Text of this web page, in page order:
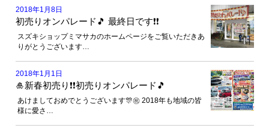
2018年1月8日
初売りオンパレード🎵 最終日です❗️❗️
スズキショップミマサカのホームページをご覧いただきあ
りがとうございます…
2018年1月1日
🎍新春初売り❗️❗️初売りオンパレード🎵
あけましておめでとうございます🎊㊗️ 2018年も地域の皆
様に愛さ…